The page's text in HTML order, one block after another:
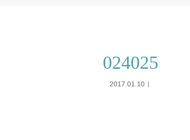
024025
2017.01.10